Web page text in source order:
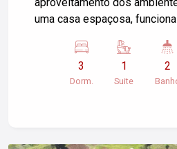
uma casa espaçosa,
família, esta é uma
Bosque dos Eucaliptos, em
Campos. Com 275 m² de
3
Dorm.
1
Suite
2